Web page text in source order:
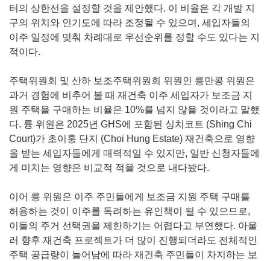
터의 상한선을 설정할 것을 제안했다. 이 비율은 각 개발 지
구의 위치와 인기도에 따라 조정될 수 있으며, 세입자들의
이주 일정에 맞춰 차례대로 우선순위를 정할 수도 있다는 지
적이다.
주택위원회 및 산하 보조주택위원회 위원인 륭만콩 위원은
과거 경험에 비추어 볼 때 재건축 이주 세입자가 보조금 지
원 주택을 구매하는 비율은 10%를 넘지 않을 것이라고 말했
다. 륭 위원은 2025년 GHS에 포함된 싱치코트 (Shing Chi
Court)가 초이훙 단지 (Choi Hung Estate) 재건축으로 영향
을 받는 세입자들에게 매력적일 수 있지만, 일반 신청자들에
게 미치는 영향은 비교적 적을 것으로 내다봤다.
이어 륭 위원은 이주 주민들에게 보조금 지원 주택 구매를
허용하는 것이 이주를 독려하는 유인책이 될 수 있으므로,
이들의 주거 선택권을 제한하기는 어렵다고 부연했다. 아울
러 향후 재건축 프로젝트가 더 많이 진행되더라도 전체적인
주택 공급량이 늘어남에 따라 재건축 주민들이 차지하는 보